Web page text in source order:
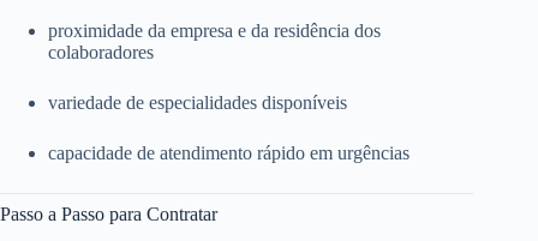
proximidade da empresa e da residência dos
colaboradores
variedade de especialidades disponíveis
capacidade de atendimento rápido em urgências
Passo a Passo para Contratar